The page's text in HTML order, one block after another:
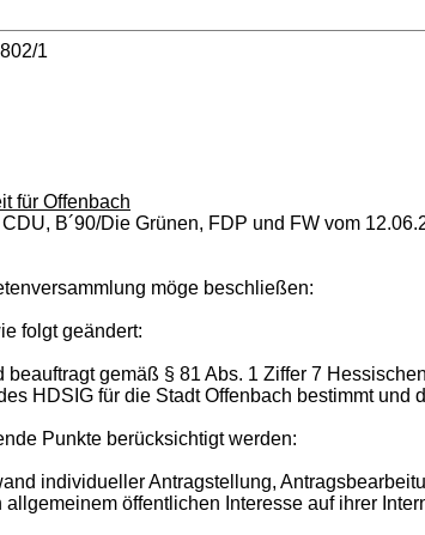
1
für Offenbach
CDU, B´90/Die Grünen, FDP und FW vom
möge beschließen:
folgt geändert:
beauftragt gemäß § 81 Abs. 1 Ziffer 7
HDSIG für die Stadt Offenbach bestimmt
Punkte berücksichtigt werden:
individueller Antragstellung,
allgemeinem öffentlichen Interesse auf ihrer